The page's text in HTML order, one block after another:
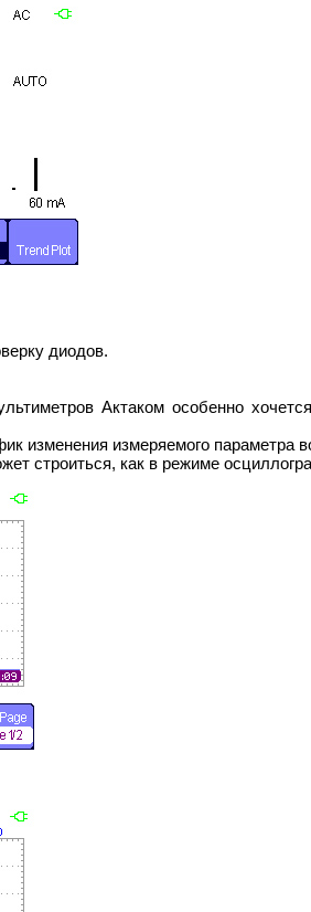
диодов.
Актаком особенно
изменения измеряемого параметра
строиться, как в режиме